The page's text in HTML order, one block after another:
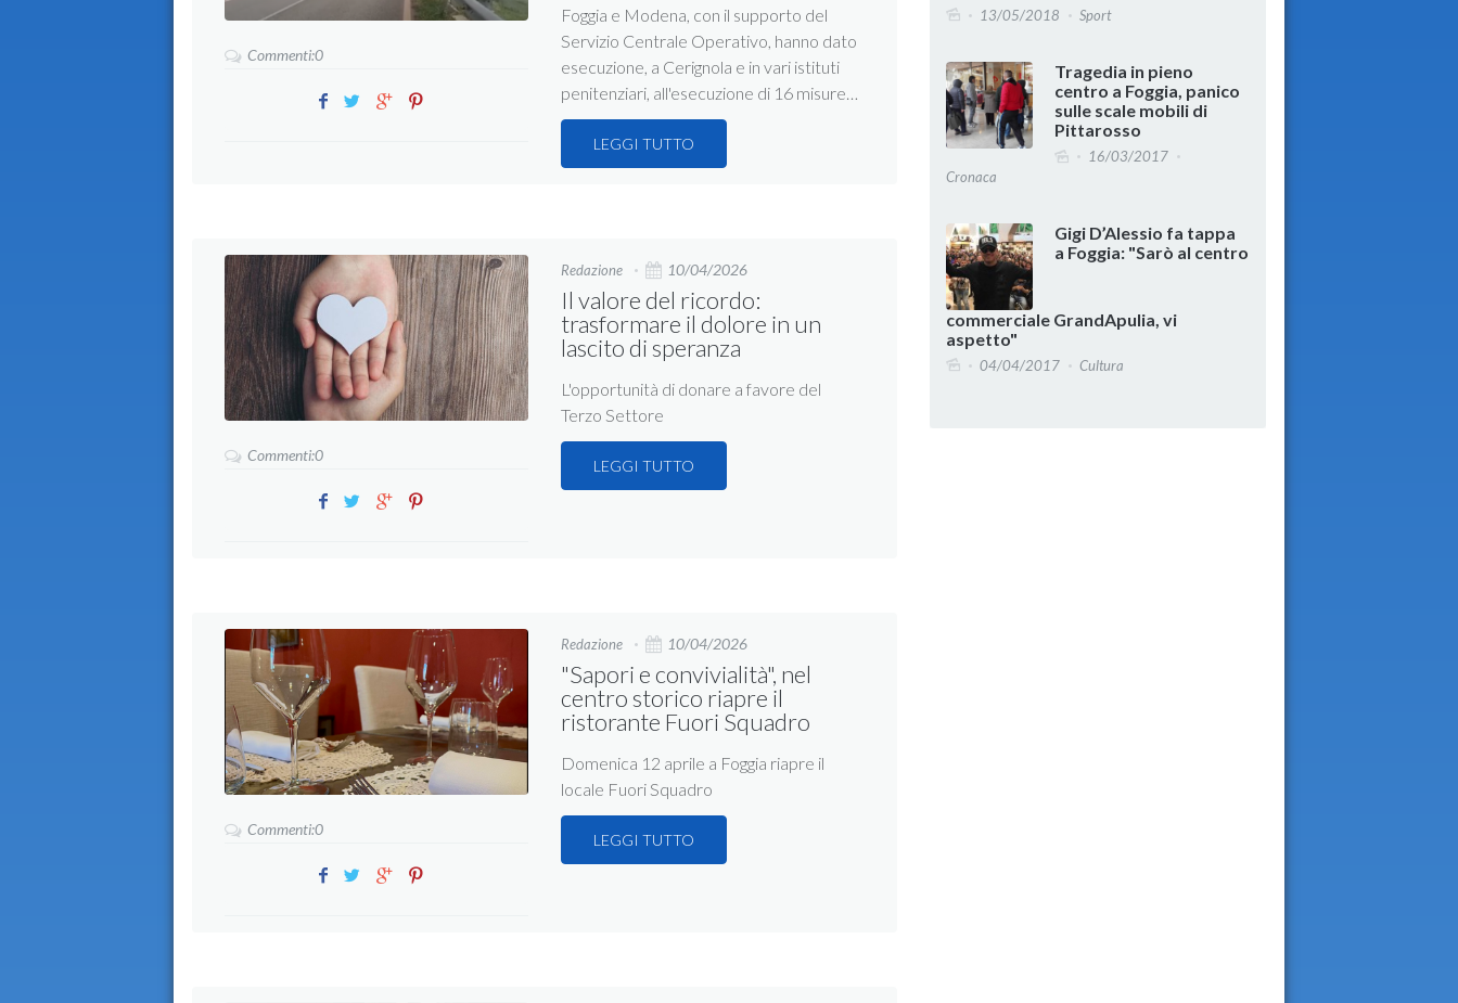
Commenti:0
Foggia e Modena, con il supporto del
Servizio Centrale Operativo, hanno dato
esecuzione, a Cerignola e in vari istituti
penitenziari, all'esecuzione di 16 misure…
LEGGI TUTTO
Commenti:0
Redazione 10/04/2026
Il valore del ricordo:
trasformare il dolore in un
lascito di speranza
L'opportunità di donare a favore del
Terzo Settore
LEGGI TUTTO
Commenti:0
Redazione 10/04/2026
"Sapori e convivialità", nel
centro storico riapre il
ristorante Fuori Squadro
Domenica 12 aprile a Foggia riapre il
locale Fuori Squadro
LEGGI TUTTO
13/05/2018 Sport
Tragedia in pieno
centro a Foggia, panico
sulle scale mobili di
Pittarosso
16/03/2017
Cronaca
Gigi D’Alessio fa tappa
a Foggia: "Sarò al centro
commerciale GrandApulia, vi
aspetto"
04/04/2017 Cultura